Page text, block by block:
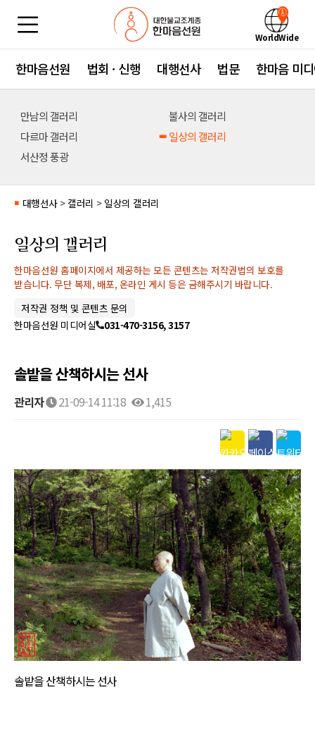
WorldWide
한마음선원 법회 · 신행 대행선사 법문 한마음 미
만남의 갤러리
불사의 갤러리
다르마 갤러리
일상의 갤러리
서산정 풍광
■ 대행선사> 갤러리 > 일상의 갤러리
일상의 갤러리
한마음선원 홈페이지에서 제공하는 모든 콘텐츠는 저작권법의 보호를
받습니다. 무단 복제, 배포, 온라인 게시 등은 금해주시기 바랍니다.
저작권 정책 및 콘텐츠 문의
한마음선원 미디어실
031-470-3156, 3157
솔밭을 산책하시는 선사
관리자 21-09-14 11:18 1,415
솔밭을 산책하시는 선사